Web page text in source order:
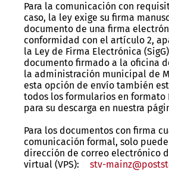
Para la comunicación con
caso, la ley exige su firma
documento de una firma
conformidad con el artículo 2,
la Ley de Firma Electrónica
documento firmado a la oficina
la administración municipal de
esta opción de envío también
todos los formularios en formato
para su descarga en nuestra
Para los documentos con firma
comunicación formal, solo
dirección de correo electrónico
virtual (VPS):
stv-mainz